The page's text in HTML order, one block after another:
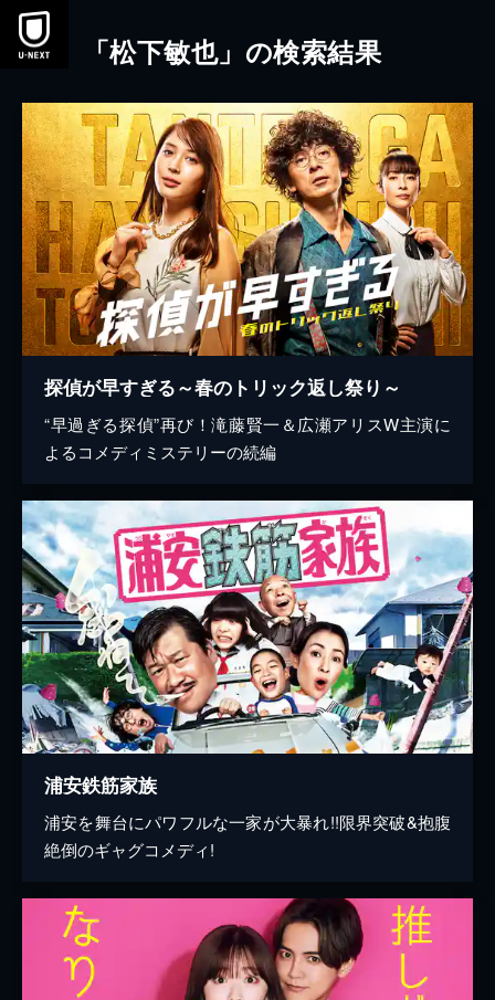
本文へスキップ
「松下敏也」の検索結果
探偵が早すぎる～春のトリック返し祭り～
“早過ぎる探偵”再び！滝藤賢一＆広瀬アリスW主演に
よるコメディミステリーの続編
浦安鉄筋家族
浦安を舞台にパワフルな一家が大暴れ!!限界突破&抱腹
絶倒のギャグコメディ!